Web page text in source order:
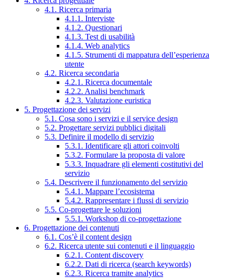
4.1. Ricerca primaria
4.1.1. Interviste
4.1.2. Questionari
4.1.3. Test di usabilità
4.1.4. Web analytics
4.1.5. Strumenti di mappatura dell’esperienza
utente
4.2. Ricerca secondaria
4.2.1. Ricerca documentale
4.2.2. Analisi benchmark
4.2.3. Valutazione euristica
5. Progettazione dei servizi
5.1. Cosa sono i servizi e il service design
5.2. Progettare servizi pubblici digitali
5.3. Definire il modello di servizio
5.3.1. Identificare gli attori coinvolti
5.3.2. Formulare la proposta di valore
5.3.3. Inquadrare gli elementi costitutivi del
servizio
5.4. Descrivere il funzionamento del servizio
5.4.1. Mappare l’ecosistema
5.4.2. Rappresentare i flussi di servizio
5.5. Co-progettare le soluzioni
5.5.1. Workshop di co-progettazione
6. Progettazione dei contenuti
6.1. Cos’è il content design
6.2. Ricerca utente sui contenuti e il linguaggio
6.2.1. Content discovery
6.2.2. Dati di ricerca (search keywords)
6.2.3. Ricerca tramite analytics